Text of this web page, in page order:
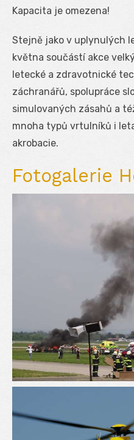
Kapacita je omezena!
Stejně jako v uplynulých
května součástí akce
letecké a zdravotnické
záchranářů, spolupráce
simulovaných zásahů a
mnoha typů vrtulníků i
akrobacie.
Fotogalerie